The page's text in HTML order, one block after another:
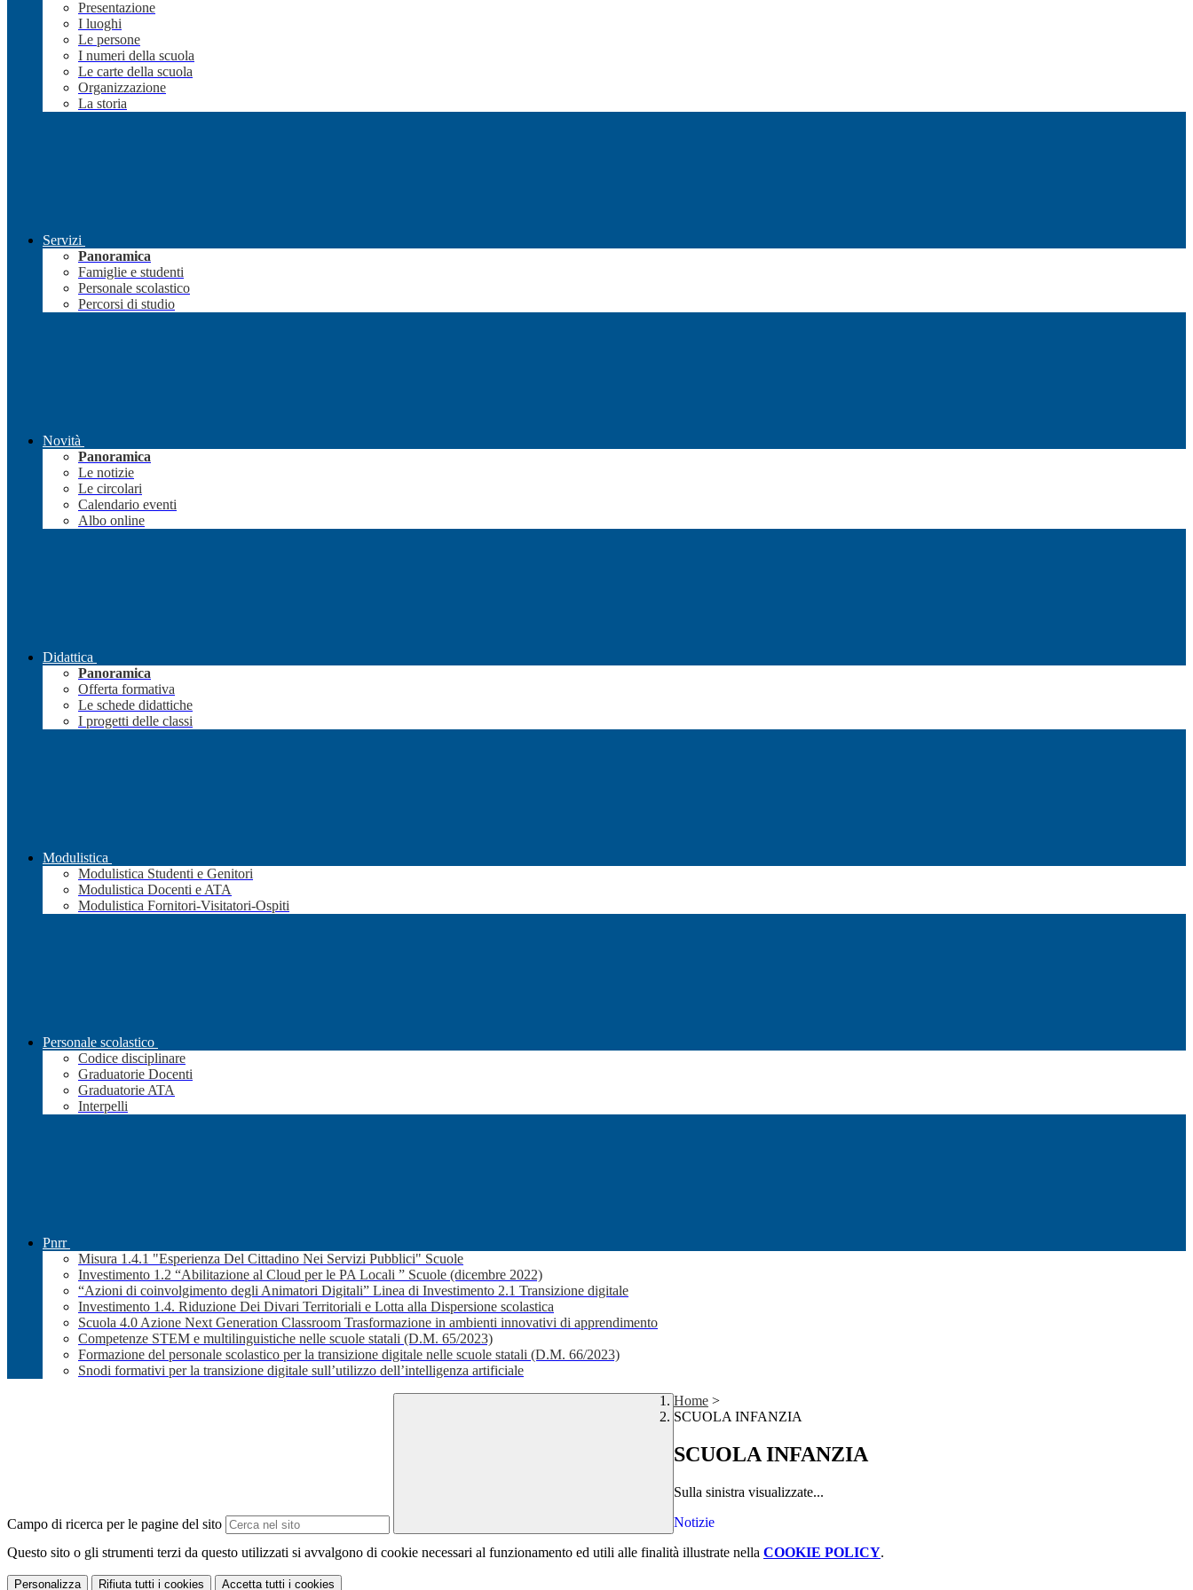
Presentazione
I luoghi
Le persone
I numeri della scuola
Le carte della scuola
Organizzazione
La storia
Servizi
Panoramica
Famiglie e studenti
Personale scolastico
Percorsi di studio
Novità
Panoramica
Le notizie
Le circolari
Calendario eventi
Albo online
Didattica
Panoramica
Offerta formativa
Le schede didattiche
I progetti delle classi
Modulistica
Modulistica Studenti e Genitori
Modulistica Docenti e ATA
Modulistica Fornitori-Visitatori-Ospiti
Personale scolastico
Codice disciplinare
Graduatorie Docenti
Graduatorie ATA
Interpelli
Pnrr
Misura 1.4.1 "Esperienza Del Cittadino Nei Servizi Pubblici" Scuole
Investimento 1.2 “Abilitazione al Cloud per le PA Locali ” Scuole (dicembre 2022)
“Azioni di coinvolgimento degli Animatori Digitali” Linea di Investimento 2.1 Transizione digitale
Investimento 1.4. Riduzione Dei Divari Territoriali e Lotta alla Dispersione scolastica
Scuola 4.0 Azione Next Generation Classroom Trasformazione in ambienti innovativi di apprendimento
Competenze STEM e multilinguistiche nelle scuole statali (D.M. 65/2023)
Formazione del personale scolastico per la transizione digitale nelle scuole statali (D.M. 66/2023)
Snodi formativi per la transizione digitale sull’utilizzo dell’intelligenza artificiale
Campo di ricerca per le pagine del sito
Home >
SCUOLA INFANZIA
SCUOLA INFANZIA
Sulla sinistra visualizzate...
Notizie
Questo sito o gli strumenti terzi da questo utilizzati si avvalgono di cookie necessari al funzionamento ed utili alle finalità illustrate nella COOKIE POLICY.
Personalizza Rifiuta tutti i cookies Accetta tutti i cookies